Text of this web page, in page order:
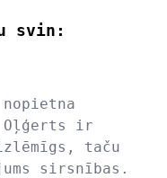
svin:
Oļģerts ir
taču
sirsnības.